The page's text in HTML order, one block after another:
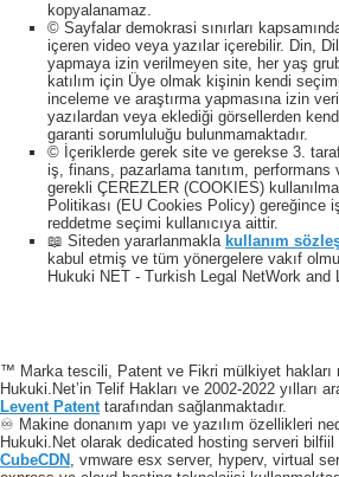
kopyalanamaz.
© Sayfalar demokrasi sınırları
içeren video veya yazılar içerebilir. Din,
yapmaya izin verilmeyen site, her yaş
katılım için Üye olmak kişinin kendi
inceleme ve araştırma yapmasına izin
yazılardan veya eklediği görsellerden
garanti sorumluluğu bulunmamaktadır.
© İçeriklerde gerek site ve gerekse 3.
iş, finans, pazarlama tanıtım,
gerekli ÇEREZLER (COOKIES)
Politikası (EU Cookies Policy) gereğince
reddetme seçimi kullanıcıya aittir.
📖 Siteden yararlanmakla kullanım
kabul etmiş ve tüm yönergelere vakıf
Hukuki NET - Turkish Legal NetWork and
™ Marka tescili, Patent ve Fikri mülkiyet hakları
Hukuki.Net’in Telif Hakları ve 2002-2022 yılları
Levent Patenttarafından sağlanmaktadır.
♾️ Makine donanım yapı ve yazılım özellikleri
Hukuki.Net olarak dedicated hosting serveri
CubeCDN , vmware esx server, hyperv, virtual